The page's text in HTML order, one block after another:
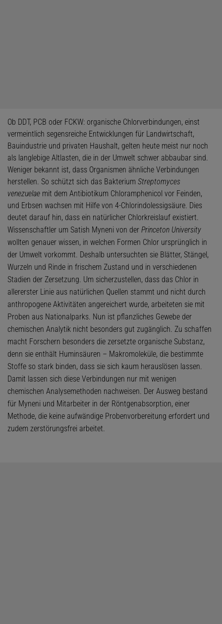
Ob DDT, PCB oder FCKW: organische Chlorverbindungen, einst
vermeintlich segensreiche Entwicklungen für Landwirtschaft,
Bauindustrie und privaten Haushalt, gelten heute meist nur noch
als langlebige Altlasten, die in der Umwelt schwer abbaubar sind.
Weniger bekannt ist, dass Organismen ähnliche Verbindungen
herstellen. So schützt sich das Bakterium Streptomyces
venezuelae mit dem Antibiotikum Chloramphenicol vor Feinden,
und Erbsen wachsen mit Hilfe von 4-Chlorindolessigsäure. Dies
deutet darauf hin, dass ein natürlicher Chlorkreislauf existiert.
Wissenschaftler um Satish Myneni von der Princeton University
wollten genauer wissen, in welchen Formen Chlor ursprünglich in
der Umwelt vorkommt. Deshalb untersuchten sie Blätter, Stängel,
Wurzeln und Rinde in frischem Zustand und in verschiedenen
Stadien der Zersetzung. Um sicherzustellen, dass das Chlor in
allererster Linie aus natürlichen Quellen stammt und nicht durch
anthropogene Aktivitäten angereichert wurde, arbeiteten sie mit
Proben aus Nationalparks. Nun ist pflanzliches Gewebe der
chemischen Analytik nicht besonders gut zugänglich. Zu schaffen
macht Forschern besonders die zersetzte organische Substanz,
denn sie enthält Huminsäuren – Makromoleküle, die bestimmte
Stoffe so stark binden, dass sie sich kaum herauslösen lassen.
Damit lassen sich diese Verbindungen nur mit wenigen
chemischen Analysemethoden nachweisen. Der Ausweg bestand
für Myneni und Mitarbeiter in der Röntgenabsorption, einer
Methode, die keine aufwändige Probenvorbereitung erfordert und
zudem zerstörungsfrei arbeitet.